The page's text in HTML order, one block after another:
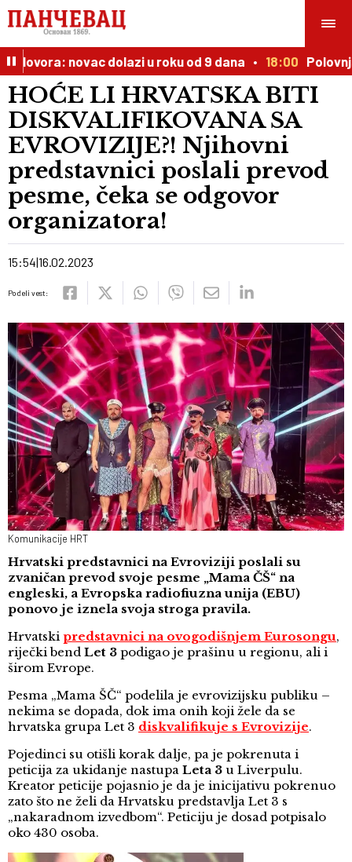
novac dolazi u roku od 9 dana 18:00 Polovnjak
HOĆE LI HRVATSKA BITI
DISKVALIFIKOVANA SA
EVROVIZIJE?! Njihovni
predstavnici poslali prevod
pesme, čeka se odgovor
organizatora!
15:54 16.02.2023
Podeli vest:
Komunikacije HRT
Hrvatski predstavnici na Evroviziji poslali su
zvaničan prevod svoje pesme „Mama ČŠ“ na
engleski, a Evropska radiofiuzna unija (EBU)
ponovo je iznela svoja stroga pravila.
Hrvatski predstavnici na ovogodišnjem Eurosongu,
riječki bend Let 3 podigao je prašinu u regionu, ali i
širom Evrope.
Pesma „Mama ŠČ“ podelila je evrovizijsku publiku –
nekima se dopada, dok ima onih koji žele da se
hrvatska grupa Let 3 diskvalifikuje s Evrovizije.
Pojedinci su otišli korak dalje, pa je pokrenuta i
peticija za ukidanje nastupa Leta 3 u Liverpulu.
Kreator peticije pojasnio je da je inicijativu pokrenuo
zato što ne želi da Hrvatsku predstavlja Let 3 s
„nakaradnom izvedbom“. Peticiju je dosad potpisalo
oko 430 osoba.